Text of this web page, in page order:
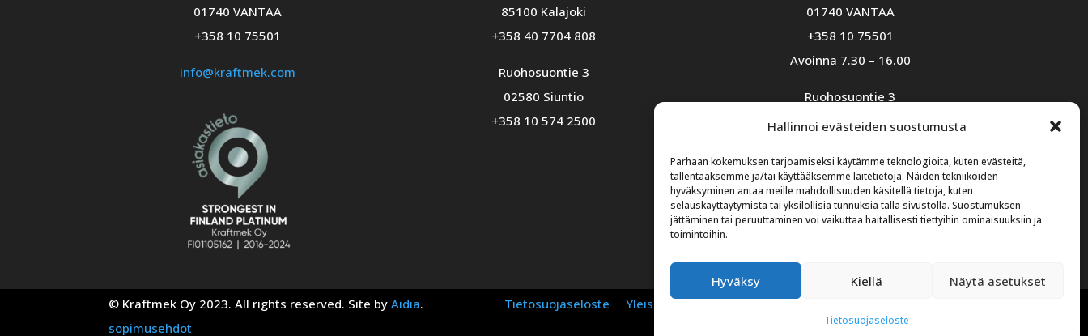
Hallinnoi evästeiden suostumusta
Parhaan kokemuksen tarjoamiseksi käytämme teknologioita, kuten evästeitä,
tallentaaksemme ja/tai käyttääksemme laitetietoja. Näiden tekniikoiden
hyväksyminen antaa meille mahdollisuuden käsitellä tietoja, kuten
selauskäyttäytymistä tai yksilöllisiä tunnuksia tällä sivustolla. Suostumuksen
jättäminen tai peruuttaminen voi vaikuttaa haitallisesti tiettyihin ominaisuuksiin ja
toimintoihin.
Hyväksy Kiellä Näytä asetukset
Tietosuojaseloste
01740 VANTAA
+358 10 75501
info@kraftmek.com
85100 Kalajoki
+358 40 7704 808
Ruohosuontie 3
02580 Siuntio
+358 10 574 2500
01740 VANTAA
+358 10 75501
Avoinna 7.30 – 16.00
Ruohosuontie 3
02580 Siuntio
Avoinna 8.00 – 16.00
© Kraftmek Oy 2023. All rights reserved. Site byAidia. Tietosuojaseloste
Yleiset
sopimusehdot